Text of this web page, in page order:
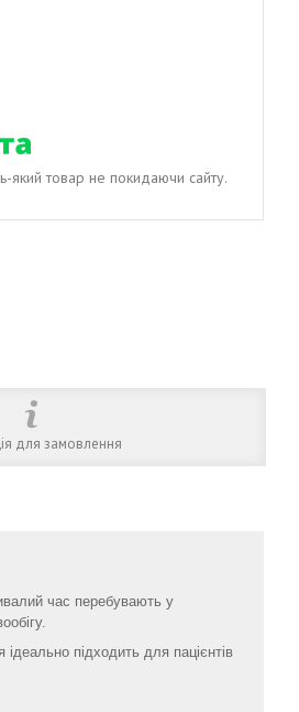
який товар не покидаючи сайту.
для замовлення
час перебувають у
підходить для пацієнтів